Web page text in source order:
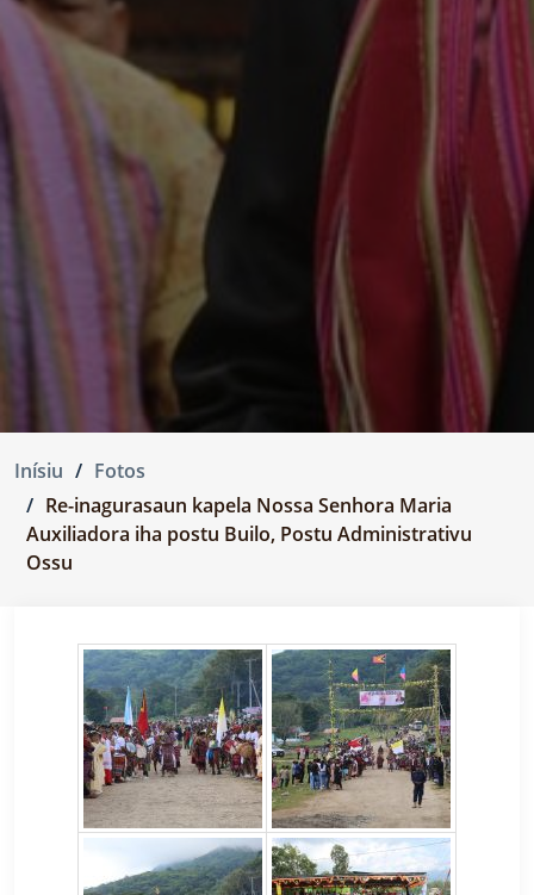
Inísiu
Fotos
Re-inagurasaun kapela Nossa Senhora Maria
Auxiliadora iha postu Builo, Postu Administrativu
Ossu